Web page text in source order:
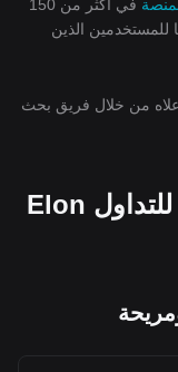
في أكثر من 150
للمستخدمين الذين
من خلال فريق بحث
Bitget: أفضل منصة عالمية للتداول Elon